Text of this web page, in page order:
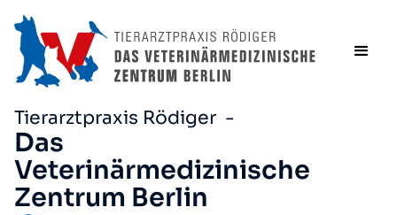
Tierarztpraxis Rödiger -
Das
Veterinärmedizinische
Zentrum Berlin